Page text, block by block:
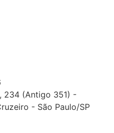
234 (Antigo 351) -
- São Paulo/SP